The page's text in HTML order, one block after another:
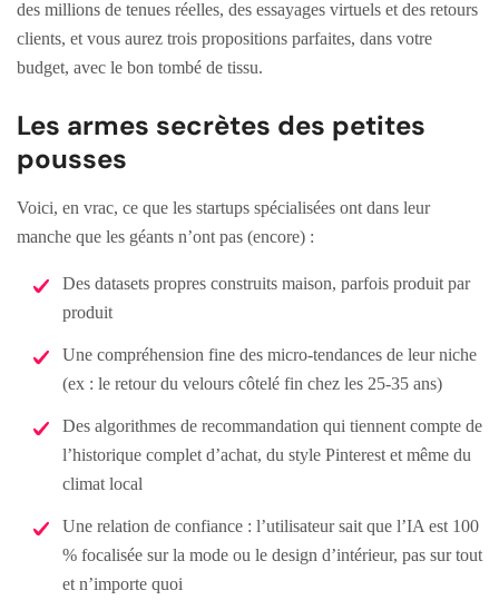
des millions de tenues réelles, des essayages virtuels et des retours
clients, et vous aurez trois propositions parfaites, dans votre
budget, avec le bon tombé de tissu.
Les armes secrètes des petites
pousses
Voici, en vrac, ce que les startups spécialisées ont dans leur
manche que les géants n’ont pas (encore) :
Des datasets propres construits maison, parfois produit par
produit
Une compréhension fine des micro-tendances de leur niche
(ex : le retour du velours côtelé fin chez les 25-35 ans)
Des algorithmes de recommandation qui tiennent compte de
l’historique complet d’achat, du style Pinterest et même du
climat local
Une relation de confiance : l’utilisateur sait que l’IA est 100
% focalisée sur la mode ou le design d’intérieur, pas sur tout
et n’importe quoi